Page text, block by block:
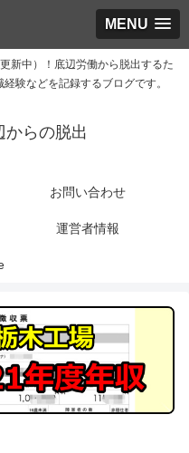
MENU
新中）！底辺労働から脱出するた
験などを記録するブログです。
からの脱出
お問い合わせ
運営者情報